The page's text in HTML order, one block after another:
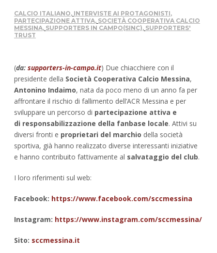
CALCIO ITALIANO, INTERVISTE AI PROTAGONISTI,
PARTECIPAZIONE ATTIVA, SOCIETÀ COOPERATIVA CALCIO
MESSINA, SUPPORTERS IN CAMPO(SINC), SUPPORTERS'
TRUST
(da: supporters-in-campo.it) Due chiacchiere con il
presidente della Società Cooperativa Calcio Messina,
Antonino Indaimo, nata da poco meno di un anno fa per
affrontare il rischio di fallimento dell’ACR Messina e per
sviluppare un percorso di partecipazione attiva e
di responsabilizzazione della fanbase locale. Attivi su
diversi fronti e proprietari del marchio della società
sportiva, già hanno realizzato diverse interessanti iniziative
e hanno contribuito fattivamente al salvataggio del club.
I loro riferimenti sul web:
Facebook: https://www.facebook.com/sccmessina
Instagram: https://www.instagram.com/sccmessina/
Sito: sccmessina.it